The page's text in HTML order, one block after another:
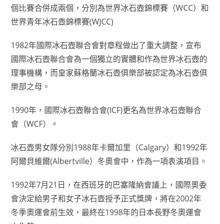
個比賽合併成兩個，分別為世界冰石壺錦標賽（WCC）和
世界青年冰石壺錦標賽(WJCC)
1982年國際冰石壺聯合會對章程做出了重大調整，宣布
國際冰石壺聯合會為一個獨立的實體和作為世界冰石壺的
理事機構，而皇家蘇格蘭冰石壺俱樂部被認定為冰石壺俱
樂部之母。
1990年，國際冰石壺聯合會(ICF)更名為世界冰石壺聯合
會（WCF）。
冰石壺男女隊分別1988年卡爾加里（Calgary）和1992年
阿爾貝維爾(Albertville）冬奧會中，作為一項表演項目。
1992年7月21日，在西班牙的巴塞隆納會議上，國際奧委
會決定給男子和女子冰石壺授予正式獎牌，將在2002年
冬季奧運會前生效，最終在1998年的日本長野冬奧運會